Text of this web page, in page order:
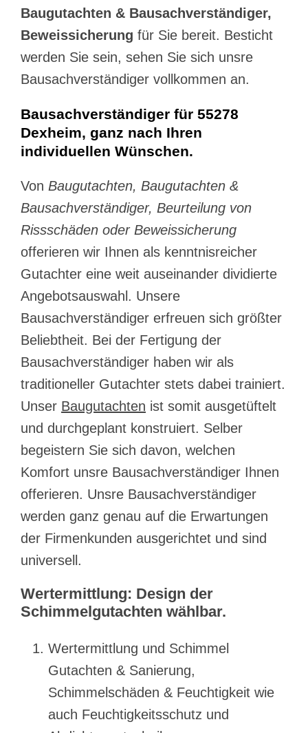
Baugutachten & Bausachverständiger,
Beweissicherung für Sie bereit. Besticht
werden Sie sein, sehen Sie sich unsre
Bausachverständiger vollkommen an.
Bausachverständiger für 55278
Dexheim, ganz nach Ihren
individuellen Wünschen.
Von Baugutachten, Baugutachten &
Bausachverständiger, Beurteilung von
Rissschäden oder Beweissicherung
offerieren wir Ihnen als kenntnisreicher
Gutachter eine weit auseinander dividierte
Angebotsauswahl. Unsere
Bausachverständiger erfreuen sich größter
Beliebtheit. Bei der Fertigung der
Bausachverständiger haben wir als
traditioneller Gutachter stets dabei trainiert.
Unser Baugutachten ist somit ausgetüftelt
und durchgeplant konstruiert. Selber
begeistern Sie sich davon, welchen
Komfort unsre Bausachverständiger Ihnen
offerieren. Unsre Bausachverständiger
werden ganz genau auf die Erwartungen
der Firmenkunden ausgerichtet und sind
universell.
Wertermittlung: Design der
Schimmelgutachten wählbar.
Wertermittlung und Schimmel
Gutachten & Sanierung,
Schimmelschäden & Feuchtigkeit wie
auch Feuchtigkeitsschutz und